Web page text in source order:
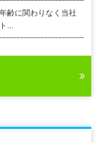
齢に関わりなく当社
...